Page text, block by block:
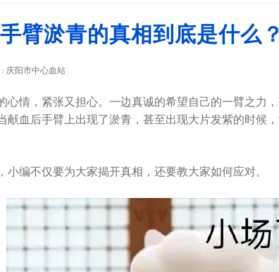
臂淤青的真相到底是什么？
庆阳市中心血站
，紧张又担心。一边真诚的希望自己的一臂之力
血后手臂上出现了淤青，甚至出现大片发紫的时候
编不仅要为大家揭开真相，还要教大家如何应对。